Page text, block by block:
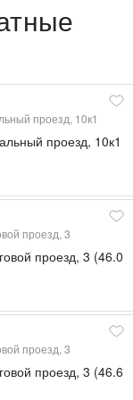
проезд, 10к1
проезд, 10к1
проезд, 3
проезд, 3 (46.0
проезд, 3
проезд, 3 (46.6